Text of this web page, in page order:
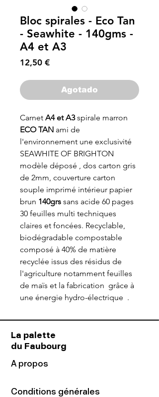
Bloc spirales - Eco Tan
- Seawhite - 140gms -
A4 et A3
12,50 €Precio
Agotado
Carnet A4 et A3spirale marron
ECO TAN ami de
l'environnement une exclusivité
SEAWHITE OF BRIGHTON
modèle déposé , dos carton gris
de 2mm, couverture carton
souple imprimé intérieur papier
brun 140grs sans acide 60 pages
30 feuilles multi techniques
claires et foncées. Recyclable,
biodégradable compostable
composé à 40% de matière
recyclée issus des résidus de
l'agriculture notamment feuilles
de maïs et la fabrication grâce à
une énergie hydro-électrique .
La palette
du Faubourg
A propos
Conditions générales